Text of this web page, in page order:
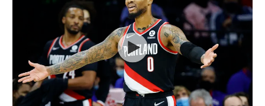
VOD
רץ ברשת
נבחרת ישראל
מכבי חיפה
בית"ר ירושלים
מכבי תל אביב
ליגה ספרדית
ליגה איטלקית
ליגה צרפתית
כדורסל נשים
מכבי תל אביב
הפועל חולון
הפועל ירושלים
יורוליג
יורוקאפ
טניס
כדורעף